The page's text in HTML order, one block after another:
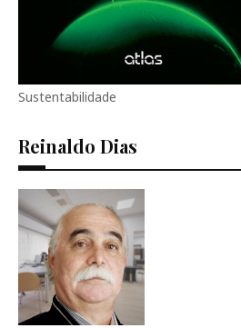
Sustentabilidade
Reinaldo Dias